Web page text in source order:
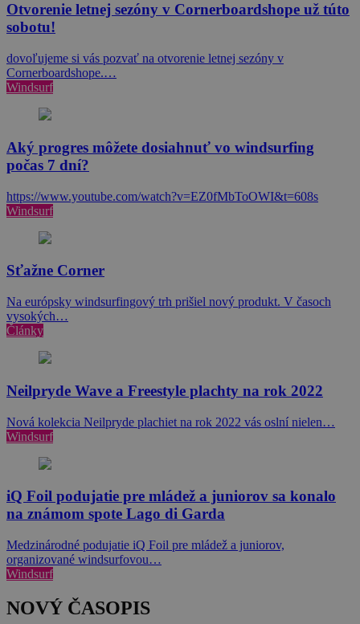
​Otvorenie letnej sezóny v Cornerboardshope už túto
sobotu!
dovoľujeme si vás pozvať na otvorenie letnej sezóny v
Cornerboardshope.…
Windsurf
Aký progres môžete dosiahnuť vo windsurfing
počas 7 dní?
https://www.youtube.com/watch?v=EZ0fMbToOWI&t=608s
Windsurf
Sťažne Corner
Na európsky windsurfingový trh prišiel nový produkt. V časoch
vysokých…
Články
Neilpryde Wave a Freestyle plachty na rok 2022
Nová kolekcia Neilpryde plachiet na rok 2022 vás oslní nielen…
Windsurf
iQ Foil podujatie pre mládež a juniorov sa konalo
na známom spote Lago di Garda
Medzinárodné podujatie iQ Foil pre mládež a juniorov,
organizované windsurfovou…
Windsurf
NOVÝ ČASOPIS